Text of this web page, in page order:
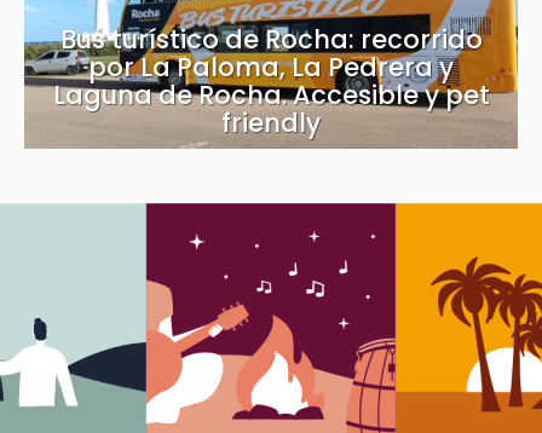
Bus turístico de Rocha: recorrido
por La Paloma, La Pedrera y
Laguna de Rocha. Accesible y pet
friendly